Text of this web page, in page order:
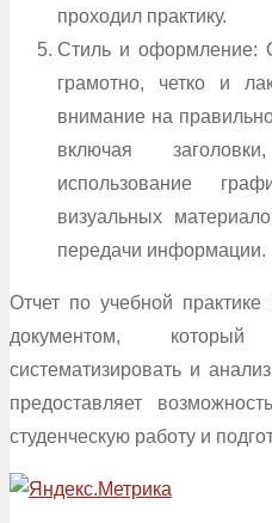
проходил практику.
Стиль и оформление:
грамотно, четко и
внимание на
включая
использование
визуальных
передачи информации.
Отчет по учебной
документом, который
систематизировать и
предоставляет
студенческую работу и